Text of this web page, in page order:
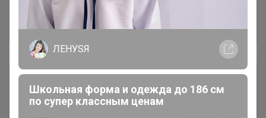
Отзывы участников 5.5K
Описание
Условия участия
ЛЕНУSЯ
Школьная форма и одежда до 186 см
по супер классным ценам